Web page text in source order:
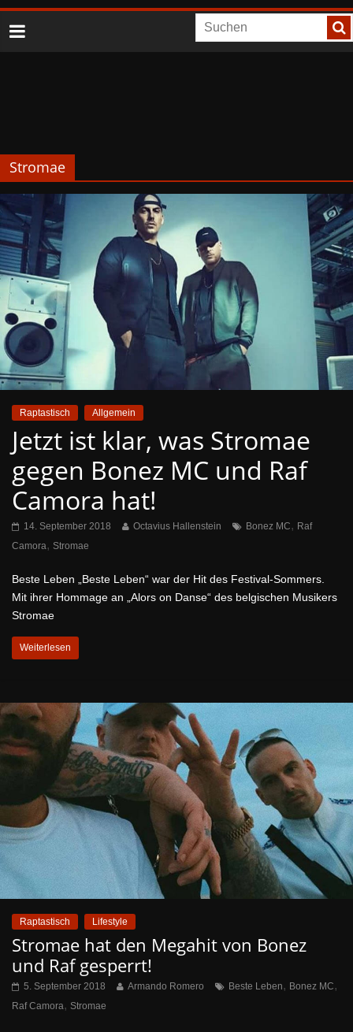
Stromae
Raptastisch Allgemein
Jetzt ist klar, was Stromae
gegen Bonez MC und Raf
Camora hat!
14. September 2018 Octavius Hallenstein Bonez MC, Raf
Camora, Stromae
Beste Leben „Beste Leben“ war der Hit des Festival-Sommers.
Mit ihrer Hommage an „Alors on Danse“ des belgischen Musikers
Stromae
Weiterlesen
Raptastisch Lifestyle
Stromae hat den Megahit von Bonez
und Raf gesperrt!
5. September 2018 Armando Romero Beste Leben, Bonez MC,
Raf Camora, Stromae